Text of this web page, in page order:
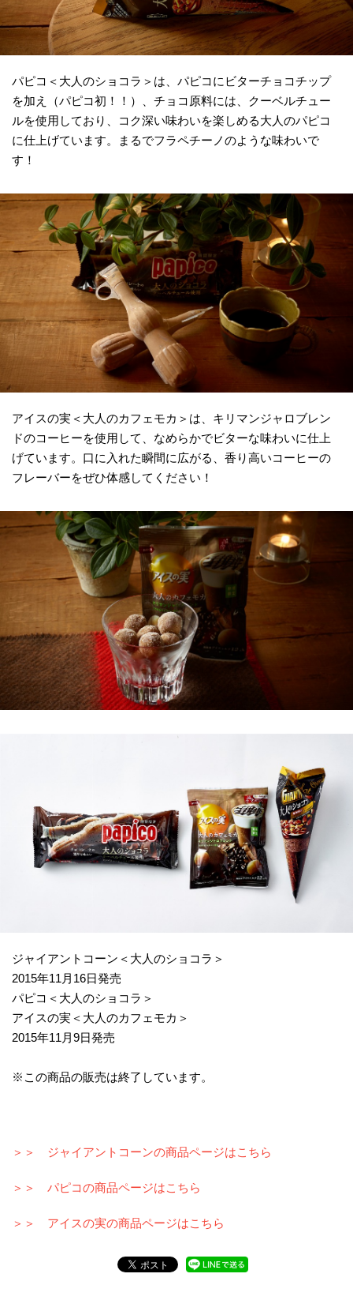
パピコ＜大人のショコラ＞は、パピコにビターチョコチップ
を加え（パピコ初！！）、チョコ原料には、クーベルチュー
ルを使用しており、コク深い味わいを楽しめる大人のパピコ
に仕上げています。まるでフラペチーノのような味わいで
す！
アイスの実＜大人のカフェモカ＞は、キリマンジャロブレン
ドのコーヒーを使用して、なめらかでビターな味わいに仕上
げています。口に入れた瞬間に広がる、香り高いコーヒーの
フレーバーをぜひ体感してください！
ジャイアントコーン＜大人のショコラ＞
2015年11月16日発売
パピコ＜大人のショコラ＞
アイスの実＜大人のカフェモカ＞
2015年11月9日発売
※この商品の販売は終了しています。
＞＞ ジャイアントコーンの商品ページはこちら
＞＞ パピコの商品ページはこちら
＞＞ アイスの実の商品ページはこちら